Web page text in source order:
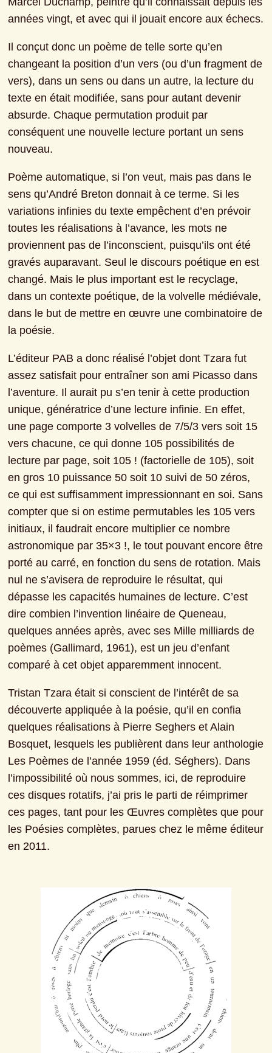
années vingt, et avec qui il jouait encore aux échecs.
Il conçut donc un poème de telle sorte qu’en
changeant la position d’un vers (ou d’un fragment de
vers), dans un sens ou dans un autre, la lecture du
texte en était modifiée, sans pour autant devenir
absurde. Chaque permutation produit par
conséquent une nouvelle lecture portant un sens
nouveau.
Poème automatique, si l’on veut, mais pas dans le
sens qu’André Breton donnait à ce terme. Si les
variations infinies du texte empêchent d’en prévoir
toutes les réalisations à l’avance, les mots ne
proviennent pas de l’inconscient, puisqu’ils ont été
gravés auparavant. Seul le discours poétique en est
changé. Mais le plus important est le recyclage,
dans un contexte poétique, de la volvelle médiévale,
dans le but de mettre en œuvre une combinatoire de
la poésie.
L’éditeur PAB a donc réalisé l’objet dont Tzara fut
assez satisfait pour entraîner son ami Picasso dans
l’aventure. Il aurait pu s’en tenir à cette production
unique, génératrice d’une lecture infinie. En effet,
une page comporte 3 volvelles de 7/5/3 vers soit 15
vers chacune, ce qui donne 105 possibilités de
lecture par page, soit 105 ! (factorielle de 105), soit
en gros 10 puissance 50 soit 10 suivi de 50 zéros,
ce qui est suffisamment impressionnant en soi. Sans
compter que si on estime permutables les 105 vers
initiaux, il faudrait encore multiplier ce nombre
astronomique par 35×3 !, le tout pouvant encore être
porté au carré, en fonction du sens de rotation. Mais
nul ne s’avisera de reproduire le résultat, qui
dépasse les capacités humaines de lecture. C’est
dire combien l’invention linéaire de Queneau,
quelques années après, avec ses Mille milliards de
poèmes (Gallimard, 1961), est un jeu d’enfant
comparé à cet objet apparemment innocent.
Tristan Tzara était si conscient de l’intérêt de sa
découverte appliquée à la poésie, qu’il en confia
quelques réalisations à Pierre Seghers et Alain
Bosquet, lesquels les publièrent dans leur anthologie
Les Poèmes de l’année 1959 (éd. Séghers). Dans
l’impossibilité où nous sommes, ici, de reproduire
ces disques rotatifs, j’ai pris le parti de réimprimer
ces pages, tant pour les Œuvres complètes que pour
les Poésies complètes, parues chez le même éditeur
en 2011.